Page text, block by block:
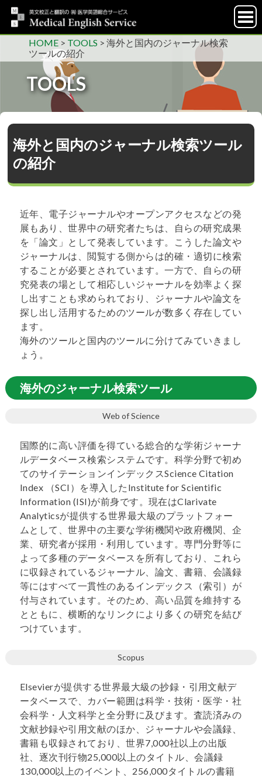
HOME > TOOLS >海外と国内のジャーナル検索
ツールの紹介
TOOLS
海外と国内のジャーナル検索ツール
の紹介
近年、電子ジャーナルやオープンアクセスなどの発
展もあり、世界中の研究者たちは、自らの研究成果
を「論文」として発表しています。こうした論文や
ジャーナルは、閲覧する側からは的確・適切に検索
することが必要とされています。一方で、自らの研
究発表の場として相応しいジャーナルを効率よく探
し出すことも求められており、ジャーナルや論文を
探し出し活用するためのツールが数多く存在してい
ます。
海外のツールと国内のツールに分けてみていきまし
ょう。
海外のジャーナル検索ツール
Web of Science
国際的に高い評価を得ている総合的な学術ジャーナ
ルデータベース検索システムです。科学分野で初め
てのサイテーションインデックスScience Citation
Index （SCI）を導入したInstitute for Scientific
Information (ISI)が前身です。現在はClarivate
Analyticsが提供する世界最大級のプラットフォー
ムとして、世界中の主要な学術機関や政府機関、企
業、研究者が採用・利用しています。専門分野等に
よって多種のデータベースを所有しており、これら
に収録されているジャーナル、論文、書籍、会議録
等にはすべて一貫性のあるインデックス（索引）が
付与されています。そのため、高い品質を維持する
とともに、横断的なリンクにより多くの研究を結び
つけています。
Scopus
Elsevierが提供する世界最大級の抄録・引用文献デ
ータベースで、カバー範囲は科学・技術・医学・社
会科学・人文科学と全分野に及びます。査読済みの
文献抄録や引用文献のほか、ジャーナルや会議録、
書籍も収録されており、世界7,000社以上の出版
社、逐次刊行物25,000以上のタイトル、会議録
130,000以上のイベント、256,000タイトルの書籍